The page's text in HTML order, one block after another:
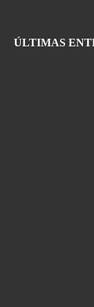
ÚLTIMAS